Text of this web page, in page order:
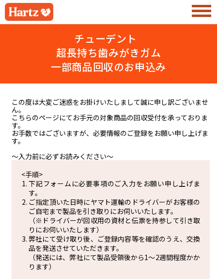
チューデント
超長持ち歯みがきガム
一部商品回収のお申込み
この度は大変ご迷惑をお掛けいたしまして誠に申し訳ございませ
ん。
こちらのページにてお手元の対象商品の回収受付を承っておりま
す。
お手数ではございますが、必要情報のご登録をお願い申し上げま
す。
～入力前に必ずお読みください～
<手順>
下記フォームに必要事項のご入力をお願い申し上げま
す。
ご指定頂いた日時にヤマト運輸のドライバーがお客様の
ご自宅まで製品を引き取りにお伺いいたします。
（※ドライバーが回収用の資材と伝票を持参して引き取
りにお伺いいたします）
弊社にて受け取り後、ご登録内容等を確認のうえ、交換
品を発送させていただきます。
（発送には、弊社にて製品受領後から1～2週間程度かか
ります）